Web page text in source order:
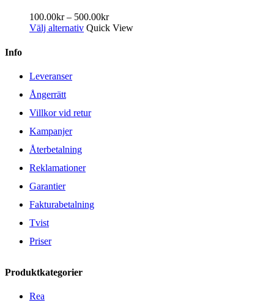
100.00kr– 500.00kr
Välj alternativ Quick View
Info
Leveranser
Ångerrätt
Villkor vid retur
Kampanjer
Återbetalning
Reklamationer
Garantier
Fakturabetalning
Tvist
Priser
Produktkategorier
Rea